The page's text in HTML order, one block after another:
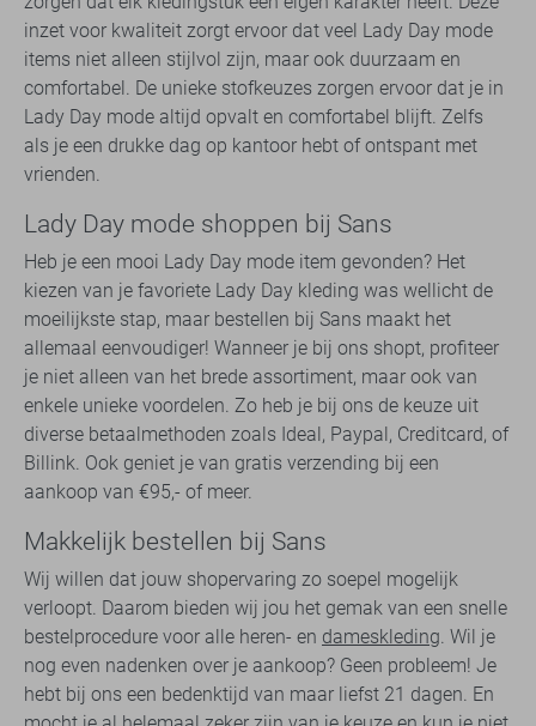
inzet voor kwaliteit zorgt ervoor dat veel Lady Day mode
items niet alleen stijlvol zijn, maar ook duurzaam en
comfortabel. De unieke stofkeuzes zorgen ervoor dat je in
Lady Day mode altijd opvalt en comfortabel blijft. Zelfs
als je een drukke dag op kantoor hebt of ontspant met
vrienden.
Lady Day mode shoppen bij Sans
Heb je een mooi Lady Day mode item gevonden? Het
kiezen van je favoriete Lady Day kleding was wellicht de
moeilijkste stap, maar bestellen bij Sans maakt het
allemaal eenvoudiger! Wanneer je bij ons shopt, profiteer
je niet alleen van het brede assortiment, maar ook van
enkele unieke voordelen. Zo heb je bij ons de keuze uit
diverse betaalmethoden zoals Ideal, Paypal, Creditcard, of
Billink. Ook geniet je van gratis verzending bij een
aankoop van €95,- of meer.
Makkelijk bestellen bij Sans
Wij willen dat jouw shopervaring zo soepel mogelijk
verloopt. Daarom bieden wij jou het gemak van een snelle
bestelprocedure voor alle heren- en dameskleding. Wil je
nog even nadenken over je aankoop? Geen probleem! Je
hebt bij ons een bedenktijd van maar liefst 21 dagen. En